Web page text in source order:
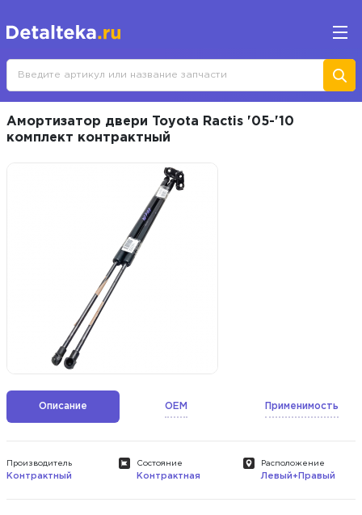
Амортизатор двери Toyota Ractis '05-'10
комплект контрактный
Описание OEM Применимость
Производитель
Контрактный
Состояние
Контрактная
Расположение
Левый+Правый